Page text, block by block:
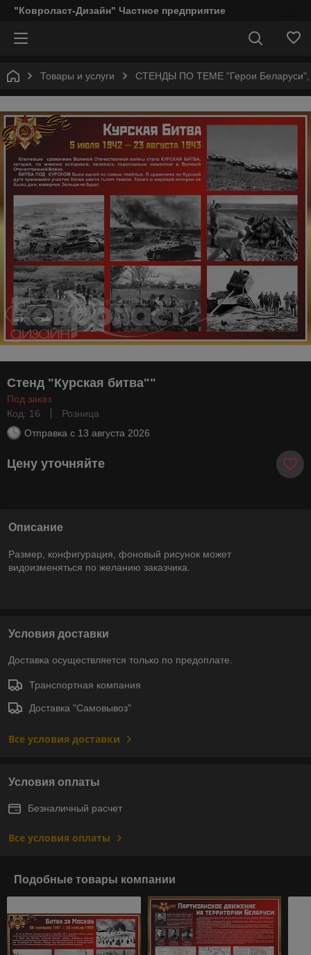
"Ковроласт-Дизайн" Частное предприятие
Товары и услуги СТЕНДЫ ПО ТЕМЕ "Герои
Стенд "Курская битва""
Под заказ
Код: 16
Розница
Отправка с 13 августа 2026
Цену уточняйте
Описание
Размер, конфигурация, фоновый рисунок может
видоизменяться по желанию заказчика.
Условия доставки
Доставка осуществляется только по предоплате.
Транспортная компания
Доставка "Самовывоз"
Все условия доставки
Условия оплаты
Безналичный расчет
Все условия оплаты
Подобные товары компании